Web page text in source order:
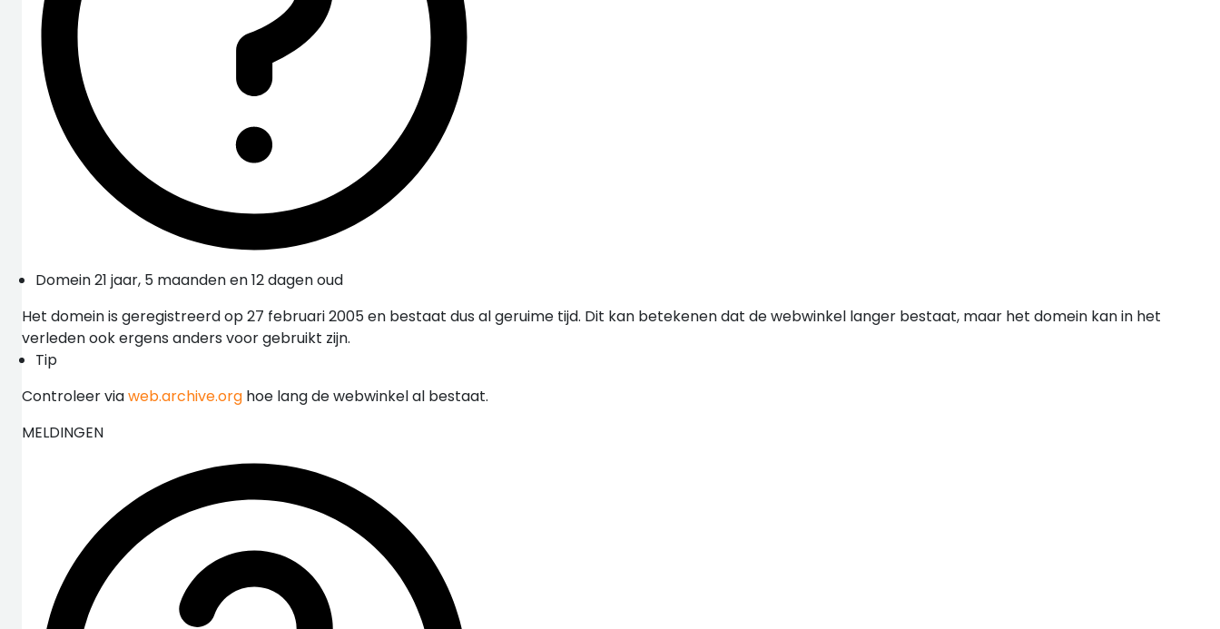
Domein 21 jaar, 5 maanden en 12 dagen oud
Het domein is geregistreerd op 27 februari 2005 en bestaat dus al geruime tijd. Dit kan betekenen dat de webwinkel langer bestaat, maar het domein kan in het
verleden ook ergens anders voor gebruikt zijn.
Tip
Controleer viaweb.archive.org hoe lang de webwinkel al bestaat.
MELDINGEN